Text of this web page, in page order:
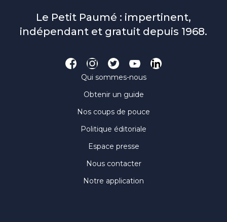
Le Petit Paumé : impertinent,
indépendant et gratuit depuis 1968.
Qui sommes-nous
Obtenir un guide
Nos coups de pouce
Politique éditoriale
Espace presse
Nous contacter
Notre application